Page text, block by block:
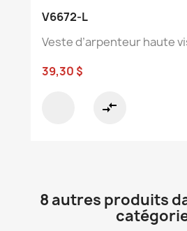
V6672-L
Veste d’arpenteur haute
39,30 $
compare_arrows
8 autres produits